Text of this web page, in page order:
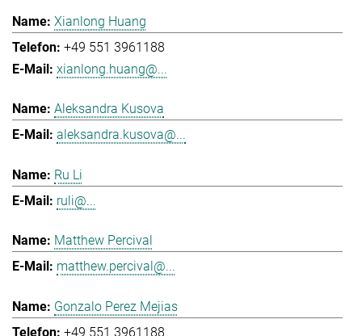
Xianlong Huang
+49 551 3961188
xianlong.huang@...
Aleksandra Kusova
aleksandra.kusova@...
Ru Li
ruli@...
Matthew Percival
matthew.percival@...
Gonzalo Perez Mejias
+49 551 3961188